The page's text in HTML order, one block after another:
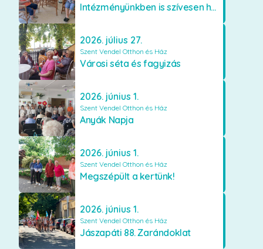
Intézményünkben is szívesen használják a VR szemüveget
2026. július 27.
Szent Vendel Otthon és Ház
Városi séta és fagyizás
2026. június 1.
Szent Vendel Otthon és Ház
Anyák Napja
2026. június 1.
Szent Vendel Otthon és Ház
Megszépült a kertünk!
2026. június 1.
Szent Vendel Otthon és Ház
Jászapáti 88. Zarándoklat